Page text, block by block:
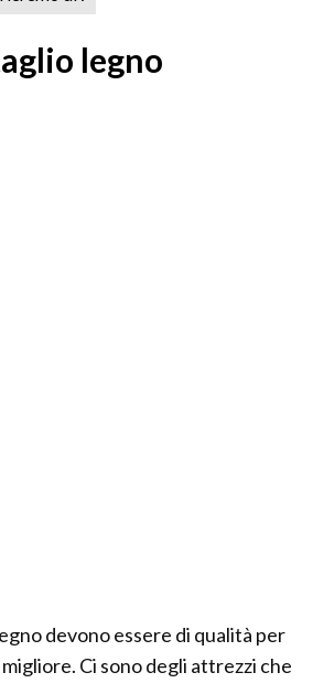
legno
devono essere di qualità per
Ci sono degli attrezzi che